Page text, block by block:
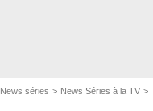
News séries News Séries à la TV